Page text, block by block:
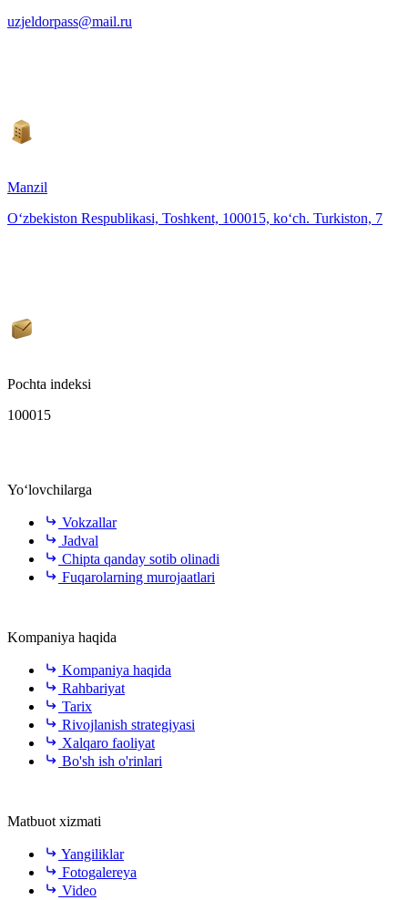
uzjeldorpass@mail.ru
Manzil
O‘zbekiston Respublikasi, Toshkent, 100015, ko‘ch. Turkiston, 7
Pochta indeksi
100015
Yo‘lovchilarga
Vokzallar
Jadval
Chipta qanday sotib olinadi
Fuqarolarning murojaatlari
Kompaniya haqida
Kompaniya haqida
Rahbariyat
Tarix
Rivojlanish strategiyasi
Xalqaro faoliyat
Bo'sh ish o'rinlari
Matbuot xizmati
Yangiliklar
Fotogalereya
Video